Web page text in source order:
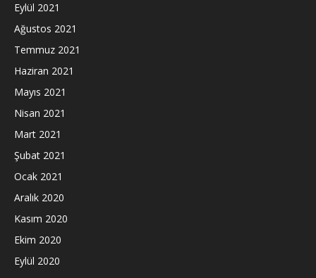
Eylül 2021
Ağustos 2021
Temmuz 2021
Haziran 2021
Mayıs 2021
Nisan 2021
Mart 2021
Şubat 2021
Ocak 2021
Aralık 2020
Kasım 2020
Ekim 2020
Eylül 2020